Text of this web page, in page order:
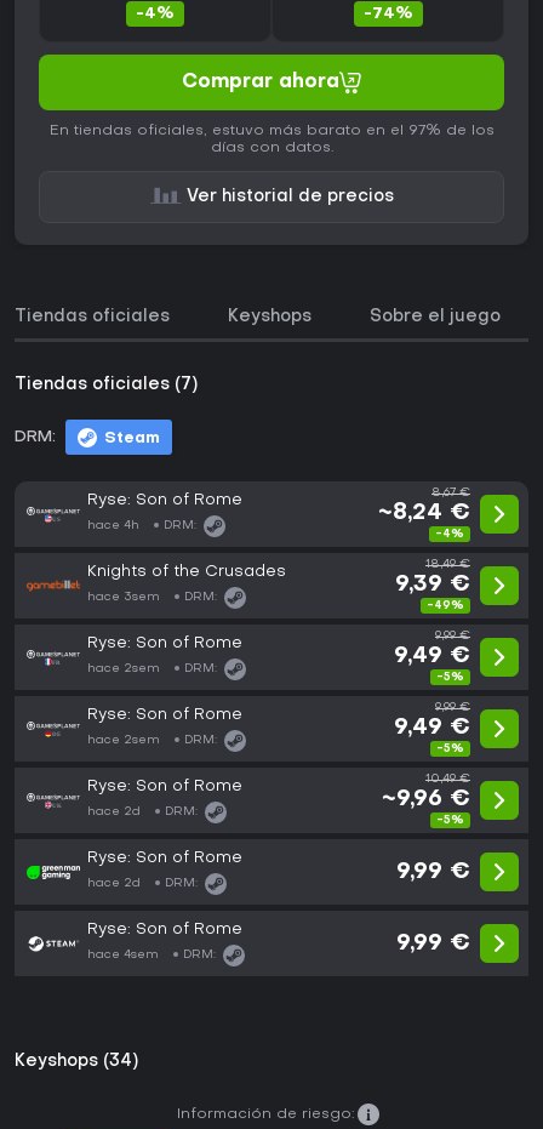
-4% -74%
Comprar ahora
En tiendas oficiales, estuvo más barato en el 97% de los
días con datos.
Ver historial de precios
Tiendas oficiales Keyshops Sobre el juego
Tiendas oficiales (7)
DRM: Steam
Ryse: Son of Rome
hace 4h DRM:
8,67 €
~8,24 €
-4%
Knights of the Crusades
hace 3sem DRM:
18,49 €
9,39 €
-49%
Ryse: Son of Rome
hace 2sem DRM:
9,99 €
9,49 €
-5%
Ryse: Son of Rome
hace 2sem DRM:
9,99 €
9,49 €
-5%
Ryse: Son of Rome
hace 2d DRM:
10,49 €
~9,96 €
-5%
Ryse: Son of Rome
hace 2d DRM:
9,99 €
Ryse: Son of Rome
hace 4sem DRM:
9,99 €
Keyshops (34)
Información de riesgo: